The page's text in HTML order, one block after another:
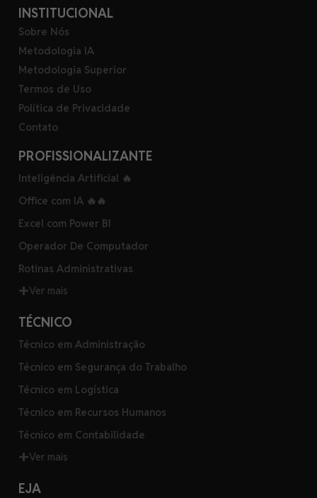
INSTITUCIONAL
Sobre Nós
Metodologia IA
Metodologia Superior
Termos de Uso
Política de Privacidade
Contato
PROFISSIONALIZANTE
Inteligência Artificial 🔥
Office com IA 🔥🔥
Excel com Power BI
Operador De Computador
Rotinas Administrativas
Ver mais
TÉCNICO
Técnico em Administração
Técnico em Segurança do Trabalho
Técnico em Logística
Técnico em Recursos Humanos
Técnico em Contabilidade
Ver mais
EJA